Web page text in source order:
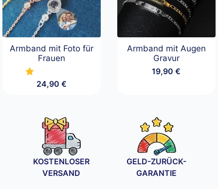
Armband mit Foto für
Frauen
24,90€
Armband mit Augen
Gravur
19,90€
KOSTENLOSER
VERSAND
GELD-ZURÜCK-
GARANTIE